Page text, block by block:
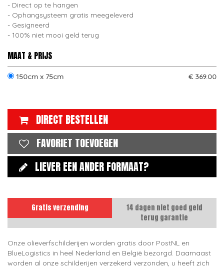
Direct op te hangen
Ophangsysteem gratis meegeleverd
Gesigneerd
100% niet mooi geld terug
MAAT & PRIJS
150cm x 75cm € 369.00
DIRECT BESTELLEN
FAVORIET TOEVOEGEN
LIEVER EEN ANDER FORMAAT?
Gratis verzending
14 dagen niet goed geld
terug garantie
Onze olieverfschilderijen worden gratis door PostNL en
BlueLogistics in heel Nederland en België bezorgd. Daarnaast
worden al onze schilderijen verzekerd verzonden, u heeft zich